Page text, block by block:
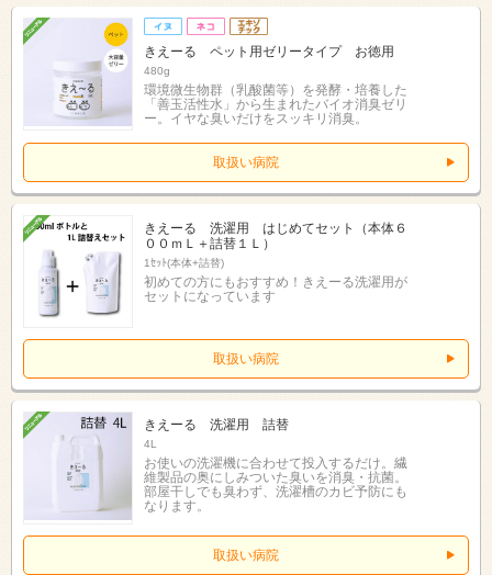
きえーる ペット用ゼリータイプ お徳用
480g
環境微生物群（乳酸菌等）を発酵・培養した
「善玉活性水」から生まれたバイオ消臭ゼリ
ー。イヤな臭いだけをスッキリ消臭。
取扱い病院
きえーる 洗濯用 はじめてセット（本体６
００ｍＬ＋詰替１Ｌ）
1ｾｯﾄ(本体+詰替)
初めての方にもおすすめ！きえーる洗濯用が
セットになっています
取扱い病院
きえーる 洗濯用 詰替
4L
お使いの洗濯機に合わせて投入するだけ。繊
維製品の奥にしみついた臭いを消臭・抗菌。
部屋干しでも臭わず、洗濯槽のカビ予防にも
なります。
取扱い病院